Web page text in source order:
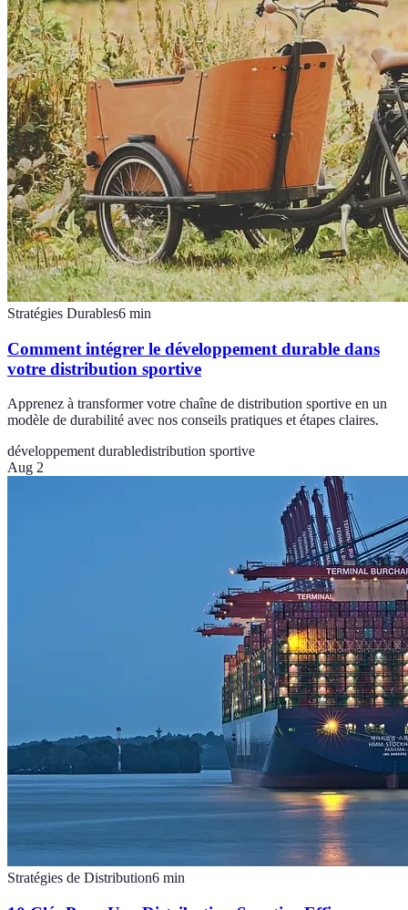
Stratégies Durables6 min
Comment intégrer le développement durable dans
votre distribution sportive
Apprenez à transformer votre chaîne de distribution sportive en un
modèle de durabilité avec nos conseils pratiques et étapes claires.
développement durabledistribution sportive
Aug 2
Stratégies de Distribution6 min